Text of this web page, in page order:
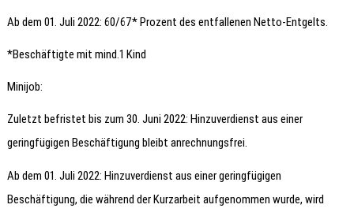
Ab dem 01. Juli 2022: 60/67* Prozent des entfallenen Netto-Entgelts.
*Beschäftigte mit mind.1 Kind
Minijob:
Zuletzt befristet bis zum 30. Juni 2022: Hinzuverdienst aus einer
geringfügigen Beschäftigung bleibt anrechnungsfrei.
Ab dem 01. Juli 2022: Hinzuverdienst aus einer geringfügigen
Beschäftigung, die während der Kurzarbeit aufgenommen wurde, wird